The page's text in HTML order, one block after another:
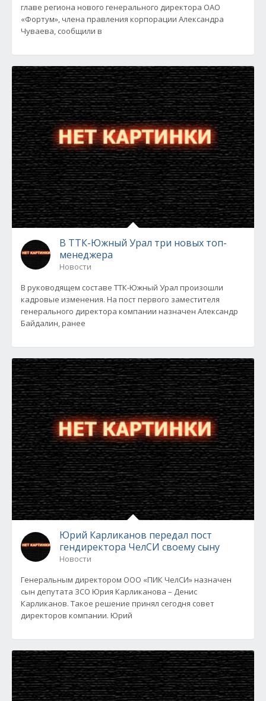
главе региона нового генерального директора ОАО
«Фортум», члена правления корпорации Александра
Чуваева, сообщили в
В ТТК-Южный Урал три новых топ-
менеджера
Новости
В руководящем составе ТТК-Южный Урал произошли
кадровые изменения. На пост первого заместителя
генерального директора компании назначен Александр
Байдалин, ранее
Юрий Карликанов передал пост
гендиректора ЧелСИ своему сыну
Новости
Генеральным директором ООО «ПИК ЧелСИ» назначен
сын депутата ЗСО Юрия Карликанова – Денис
Карликанов. Такое решение принял сегодня совет
директоров компании. Юрий